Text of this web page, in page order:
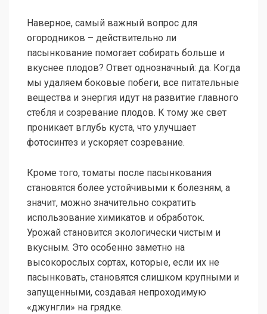
Наверное, самый важный вопрос для
огородников – действительно ли
пасынкование помогает собирать больше и
вкуснее плодов? Ответ однозначный: да. Когда
мы удаляем боковые побеги, все питательные
вещества и энергия идут на развитие главного
стебля и созревание плодов. К тому же свет
проникает вглубь куста, что улучшает
фотосинтез и ускоряет созревание.
Кроме того, томаты после пасынкования
становятся более устойчивыми к болезням, а
значит, можно значительно сократить
использование химикатов и обработок.
Урожай становится экологически чистым и
вкусным. Это особенно заметно на
высокорослых сортах, которые, если их не
пасынковать, становятся слишком крупными и
запущенными, создавая непроходимую
«джунгли» на грядке.